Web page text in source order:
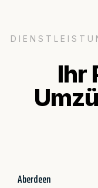
Ihr
Aberdeen